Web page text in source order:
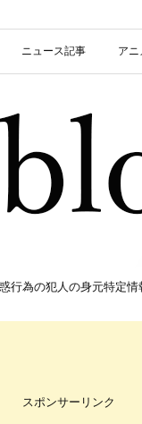
ニュース記事 ア
為の犯人の身元特定
スポンサーリンク